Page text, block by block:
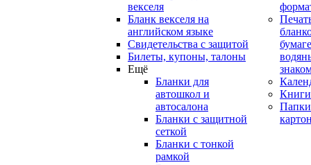
векселя
Бланк векселя на
английском языке
Свидетельства с защитой
Билеты, купоны, талоны
Ещё
Бланки для
автошкол и
автосалона
Бланки с защитной
сеткой
Бланки с тонкой
рамкой
Книги
Папки